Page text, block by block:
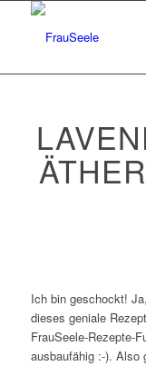
Ich bin geschockt!
dieses geniale
FrauSeele-Rezepte-
ausbaufähig :-). Also